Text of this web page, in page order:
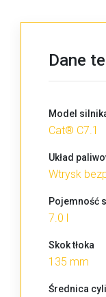
Dane
Model
Cat® C7.1
Układ
Wtrysk
Pojemność
7.0 l
Skok tłoka
135 mm
Średnica